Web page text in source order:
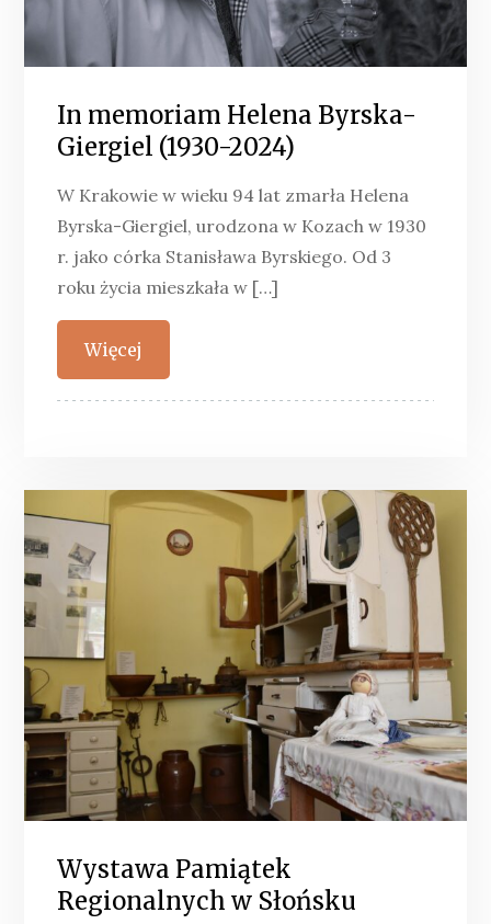
In memoriam Helena Byrska-
Giergiel (1930-2024)
W Krakowie w wieku 94 lat zmarła Helena
Byrska-Giergiel, urodzona w Kozach w 1930
r. jako córka Stanisława Byrskiego. Od 3
roku życia mieszkała w […]
Więcej
Wystawa Pamiątek
Regionalnych w Słońsku